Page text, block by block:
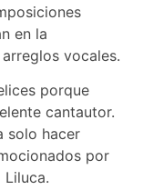
en la
vocales.
porque
cantautor.
solo hacer
por